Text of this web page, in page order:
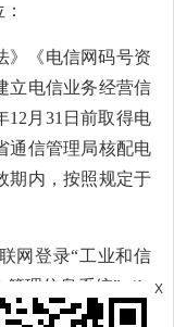
》《电信网码号资
立电信业务经营信
12月31日前取得电
通信管理局核配电
期内，按照规定于
网登录“工业和信
理信息系统”（ht
年度电信业务经营
X